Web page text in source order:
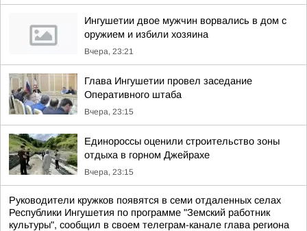
Ингушетии двое мужчин ворвались в дом с
оружием и избили хозяина
Вчера, 23:21
Глава Ингушетии провел заседание
Оперативного штаба
Вчера, 23:15
Единороссы оценили строительство зоны
отдыха в горном Джейрахе
Вчера, 23:15
Руководители кружков появятся в семи отдаленных селах
Республики Ингушетия по программе "Земский работник
культуры", сообщил в своем телеграм-канале глава региона